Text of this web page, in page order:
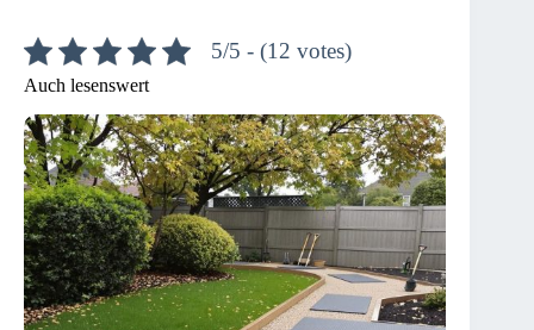
5/5 - (12 votes)
Auch lesenswert